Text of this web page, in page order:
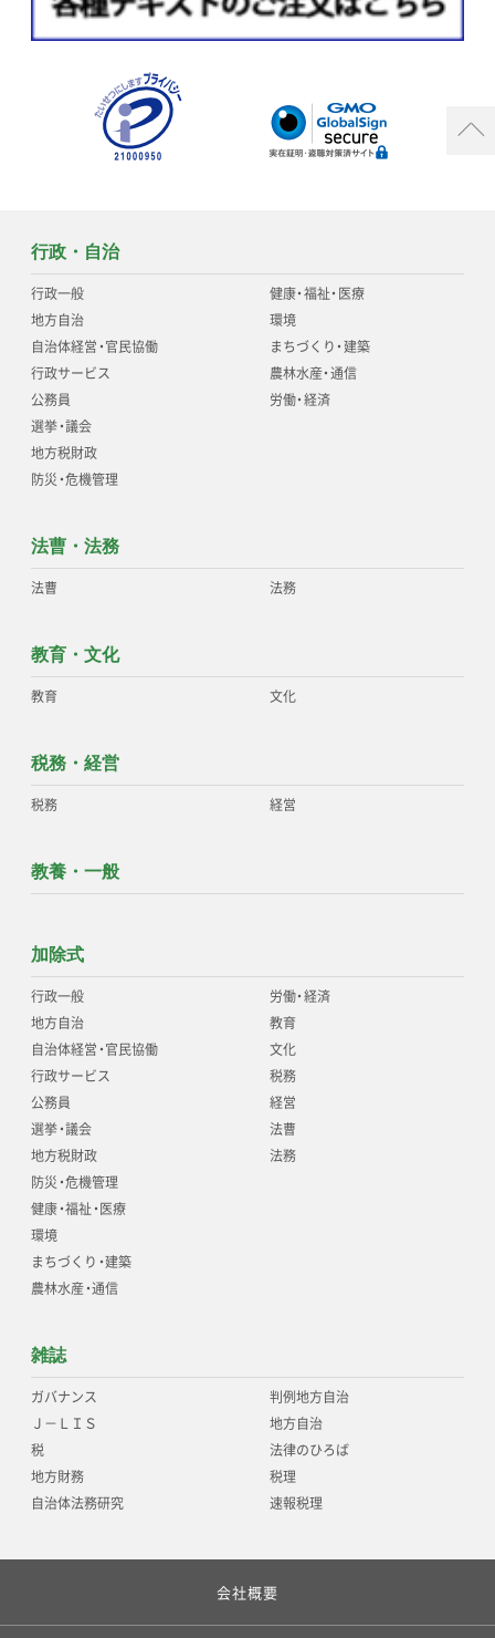
行政・自治
行政一般
地方自治
自治体経営・官民協働
行政サービス
公務員
選挙・議会
地方税財政
防災・危機管理
健康・福祉・医療
環境
まちづくり・建築
農林水産・通信
労働・経済
法曹・法務
法曹 法務
教育・文化
教育 文化
税務・経営
税務 経営
教養・一般
加除式
行政一般
地方自治
自治体経営・官民協働
行政サービス
公務員
選挙・議会
地方税財政
防災・危機管理
健康・福祉・医療
環境
まちづくり・建築
農林水産・通信
労働・経済
教育
文化
税務
経営
法曹
法務
雑誌
ガバナンス
Ｊ－ＬＩＳ
税
地方財務
自治体法務研究
判例地方自治
地方自治
法律のひろば
税理
速報税理
会社概要